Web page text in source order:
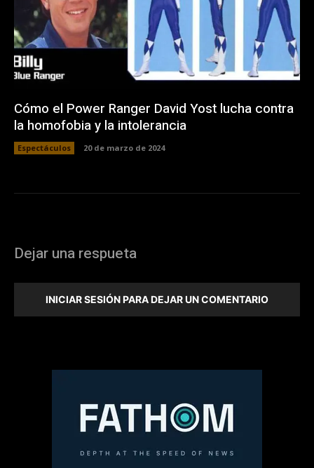
Cómo el Power Ranger David Yost lucha contra
la homofobia y la intolerancia
Espectáculos 20 de marzo de 2024
Dejar una respueta
INICIAR SESIÓN PARA DEJAR UN COMENTARIO